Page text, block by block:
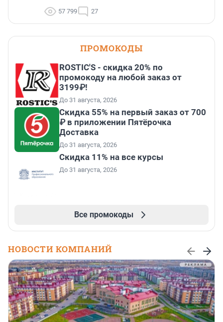
57 799 27
ПРОМОКОДЫ
ROSTIC'S - скидка 20% по
промокоду на любой заказ от
3199₽!
До 31 августа, 2026
Скидка 55% на первый заказ от 700
₽ в приложении Пятёрочка
Доставка
До 31 августа, 2026
Скидка 11% на все курсы
До 31 августа, 2026
Все промокоды
НОВОСТИ КОМПАНИЙ